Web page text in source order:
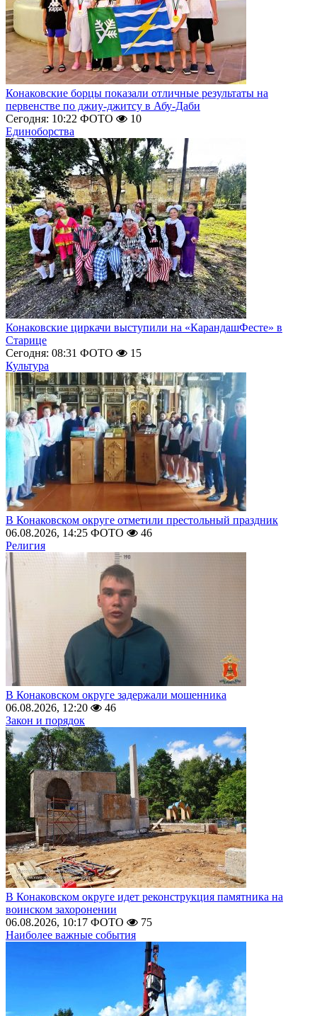
Конаковские борцы показали отличные результаты на
первенстве по джиу-джитсу в Абу-Даби
Сегодня: 10:22 ФОТО
10
Единоборства
Конаковские циркачи выступили на «КарандашФесте» в
Старице
Сегодня: 08:31 ФОТО
15
Культура
В Конаковском округе отметили престольный праздник
06.08.2026, 14:25 ФОТО
46
Религия
В Конаковском округе задержали мошенника
06.08.2026, 12:20
46
Закон и порядок
В Конаковском округе идет реконструкция памятника на
воинском захоронении
06.08.2026, 10:17 ФОТО
75
Наиболее важные события